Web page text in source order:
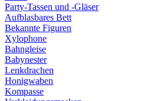
Party-Tassen und -Gläser
Aufblasbares Bett
Bekannte Figuren
Xylophone
Bahngleise
Babynester
Lenkdrachen
Honigwaben
Kompasse